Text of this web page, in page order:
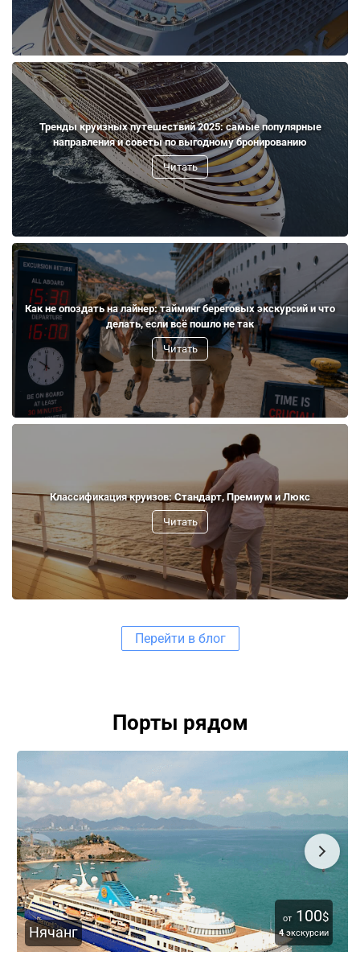
Тренды круизных путешествий 2025: самые популярные
направления и советы по выгодному бронированию
Читать
Как не опоздать на лайнер: тайминг береговых экскурсий и что
делать, если всё пошло не так
Читать
Классификация круизов: Стандарт, Премиум и Люкс
Читать
Перейти в блог
Порты рядом
Нячанг
от100$
4экскурсии